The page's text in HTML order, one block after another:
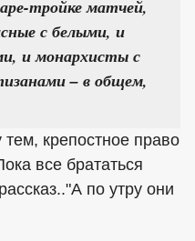
тройке матчей,
с белыми, и
и монархисты с
– в общем,
крепостное право
все брататься
по утру они